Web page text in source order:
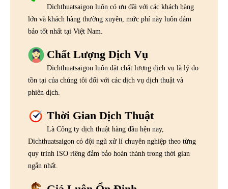
Dichthuatsaigon luôn có ưu đãi với các khách hàng
lớn và khách hàng thường xuyên, mức phí này luôn đảm
bảo tốt nhất tại Việt Nam.
Chất Lượng Dịch Vụ
Dichthuatsaigon luôn đặt chất lượng dịch vụ là lý do
tồn tại của chúng tôi đối với các dịch vụ dịch thuật và
phiên dịch.
Thời Gian Dịch Thuật
Là Công ty dịch thuật hàng đầu hện nay,
Dichthuatsaigon có đội ngũ xử lí chuyên nghiệp theo từng
quy trình ISO riêng đảm bảo hoàn thành trong thời gian
ngắn nhất.